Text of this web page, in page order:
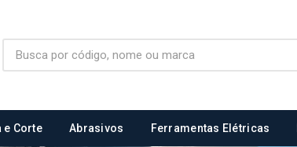
e Corte Abrasivos Ferramentas Elétricas